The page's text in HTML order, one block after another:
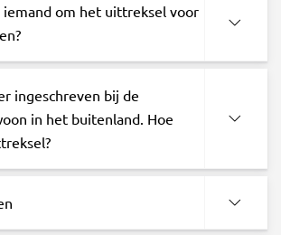
iemand om het uittreksel voor
ingeschreven bij de
in het buitenland. Hoe